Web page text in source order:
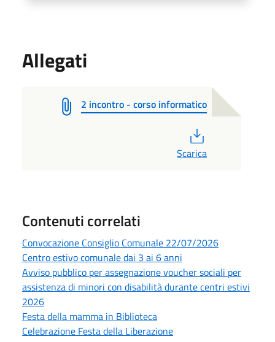
Allegati
2 incontro - corso informatico
Scarica
Contenuti correlati
Convocazione Consiglio Comunale 22/07/2026
Centro estivo comunale dai 3 ai 6 anni
Avviso pubblico per assegnazione voucher sociali per
assistenza di minori con disabilità durante centri estivi
2026
Festa della mamma in Biblioteca
Celebrazione Festa della Liberazione